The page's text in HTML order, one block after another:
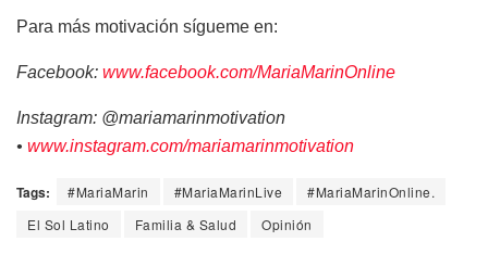
Para más motivación sígueme en:
Facebook: www.facebook.com/MariaMarinOnline
Instagram: @mariamarinmotivation
• www.instagram.com/mariamarinmotivation
Tags: #MariaMarin #MariaMarinLive
#MariaMarinOnline.
El Sol Latino
Familia & Salud Opinión